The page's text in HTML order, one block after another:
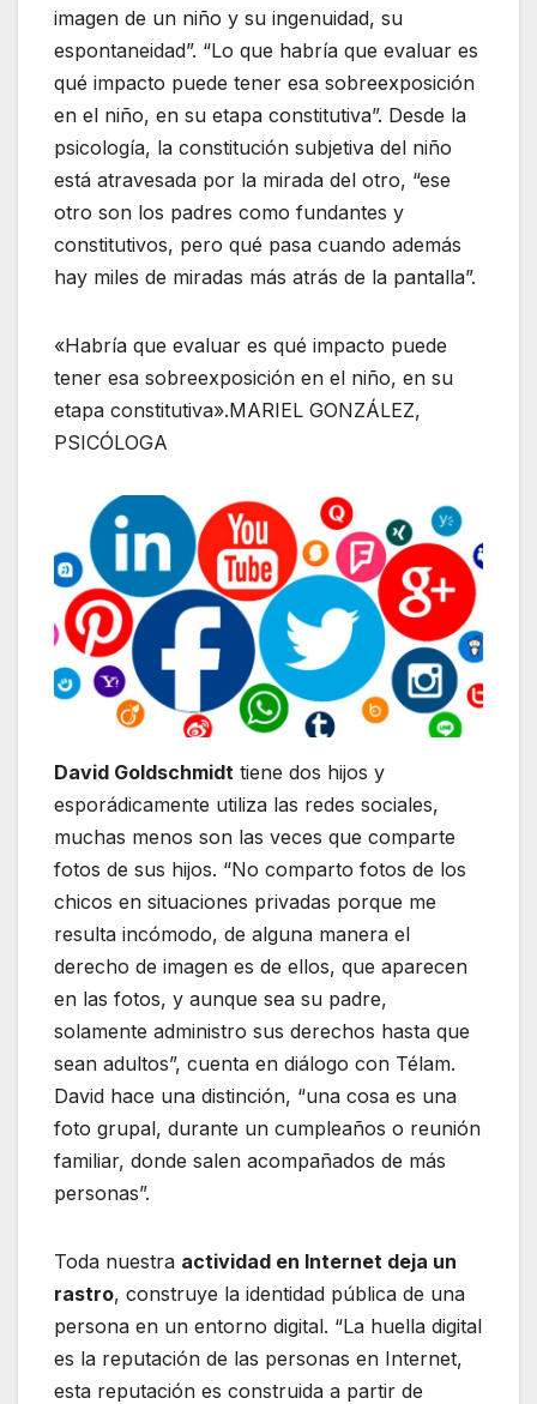
imagen de un niño y su ingenuidad, su
espontaneidad”. “Lo que habría que evaluar es
qué impacto puede tener esa sobreexposición
en el niño, en su etapa constitutiva”. Desde la
psicología, la constitución subjetiva del niño
está atravesada por la mirada del otro, “ese
otro son los padres como fundantes y
constitutivos, pero qué pasa cuando además
hay miles de miradas más atrás de la pantalla”.
«Habría que evaluar es qué impacto puede
tener esa sobreexposición en el niño, en su
etapa constitutiva».MARIEL GONZÁLEZ,
PSICÓLOGA
David Goldschmidt tiene dos hijos y
esporádicamente utiliza las redes sociales,
muchas menos son las veces que comparte
fotos de sus hijos. “No comparto fotos de los
chicos en situaciones privadas porque me
resulta incómodo, de alguna manera el
derecho de imagen es de ellos, que aparecen
en las fotos, y aunque sea su padre,
solamente administro sus derechos hasta que
sean adultos”, cuenta en diálogo con Télam.
David hace una distinción, “una cosa es una
foto grupal, durante un cumpleaños o reunión
familiar, donde salen acompañados de más
personas”.
Toda nuestra actividad en Internet deja un
rastro, construye la identidad pública de una
persona en un entorno digital. “La huella digital
es la reputación de las personas en Internet,
esta reputación es construida a partir de